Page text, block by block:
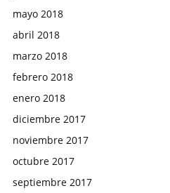
mayo 2018
abril 2018
marzo 2018
febrero 2018
enero 2018
diciembre 2017
noviembre 2017
octubre 2017
septiembre 2017